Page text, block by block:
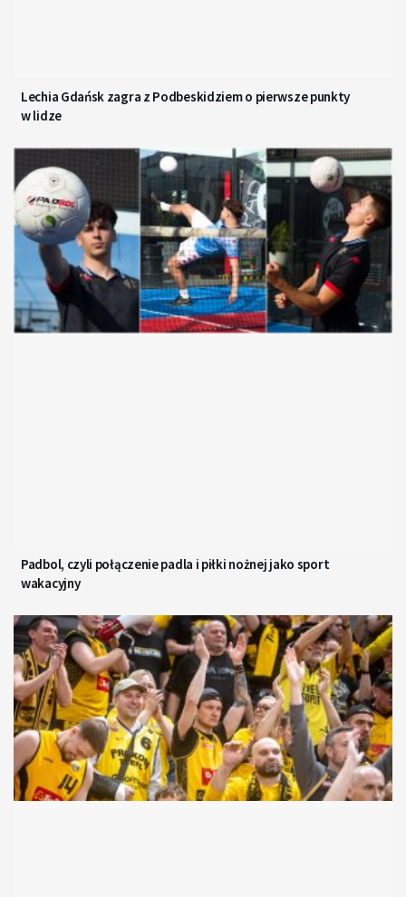
Lechia Gdańsk zagra z Podbeskidziem o pierwsze punkty
w lidze
Padbol, czyli połączenie padla i piłki nożnej jako sport
wakacyjny